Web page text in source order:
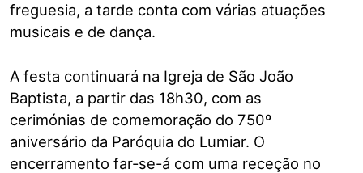
freguesia, a tarde conta com várias atuações
musicais e de dança.
A festa continuará na Igreja de São João
Baptista, a partir das 18h30, com as
cerimónias de comemoração do 750º
aniversário da Paróquia do Lumiar. O
encerramento far-se-á com uma receção no